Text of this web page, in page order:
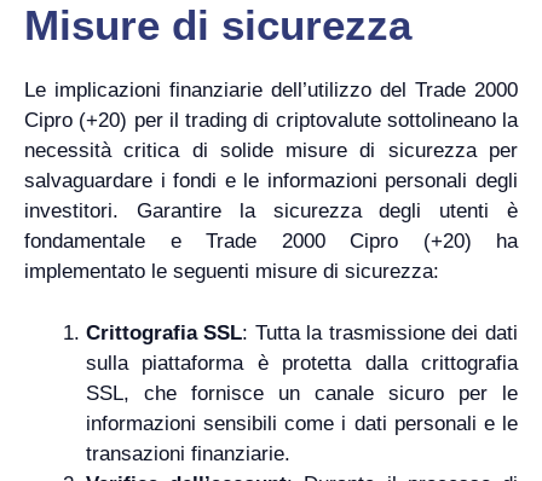
Misure di sicurezza
Le implicazioni finanziarie dell’utilizzo del Trade 2000
Cipro (+20) per il trading di criptovalute sottolineano la
necessità critica di solide misure di sicurezza per
salvaguardare i fondi e le informazioni personali degli
investitori. Garantire la sicurezza degli utenti è
fondamentale e Trade 2000 Cipro (+20) ha
implementato le seguenti misure di sicurezza:
Crittografia SSL: Tutta la trasmissione dei dati
sulla piattaforma è protetta dalla crittografia
SSL, che fornisce un canale sicuro per le
informazioni sensibili come i dati personali e le
transazioni finanziarie.